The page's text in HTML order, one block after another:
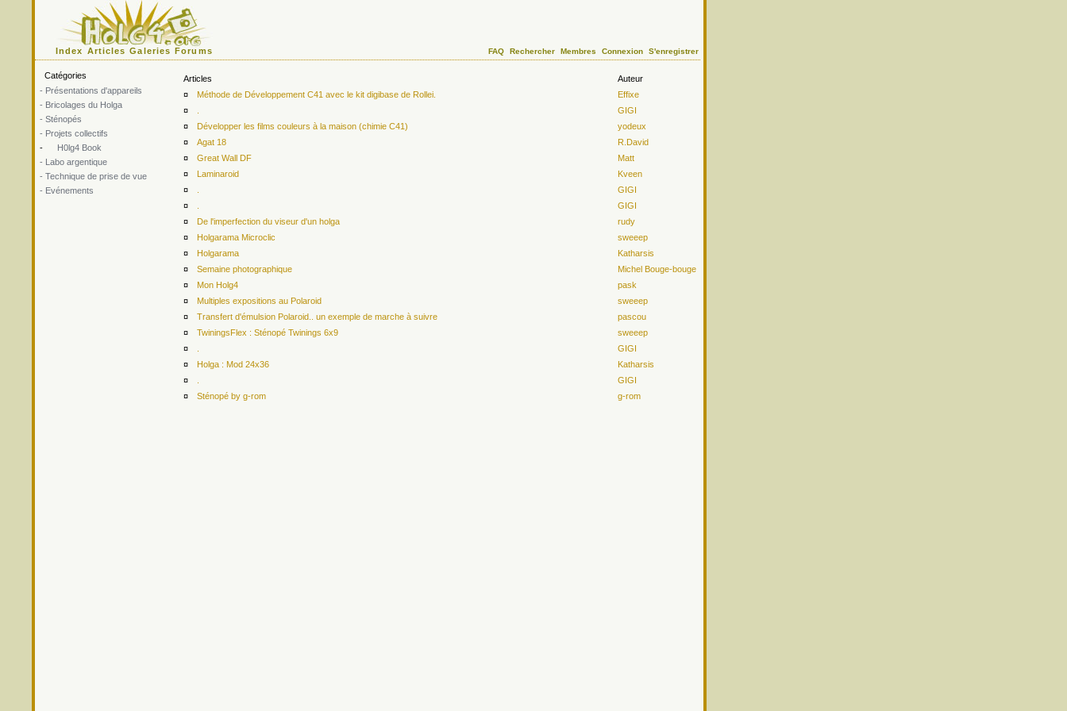
Index Articles Galeries Forums FAQ Rechercher Membres Connexion S'enregistrer
Catégories
- Présentations d'appareils
- Bricolages du Holga
- Sténopés
- Projets collectifs
-
H0lg4 Book
- Labo argentique
- Technique de prise de vue
- Evénements
Articles
Auteur
¤
Méthode de Développement C41 avec le kit digibase de Rollei.
Effixe
¤
GIGI
¤
Développer les films couleurs à la maison (chimie C41)
yodeux
¤
Agat 18
R.David
¤
Great Wall DF
Matt
¤
Laminaroid
Kveen
¤
GIGI
¤
GIGI
¤
De l'imperfection du viseur d'un holga
rudy
¤
Holgarama Microclic
sweeep
¤
Holgarama
Katharsis
¤
Semaine photographique
Michel Bouge-bouge
¤
Mon Holg4
pask
¤
Multiples expositions au Polaroid
sweeep
¤
Transfert d'émulsion Polaroid.. un exemple de marche à suivre
pascou
¤
TwiningsFlex : Sténopé Twinings 6x9
sweeep
¤
GIGI
¤
Holga : Mod 24x36
Katharsis
¤
GIGI
¤
Sténopé by g-rom g-rom